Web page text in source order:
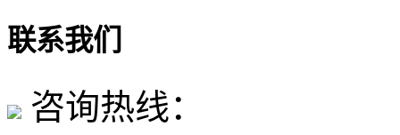
联系我们
咨询热线：